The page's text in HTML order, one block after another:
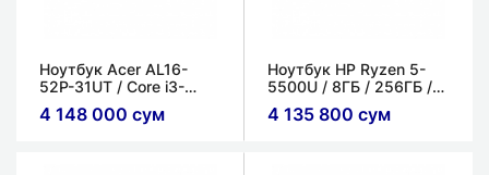
Ноутбук Acer AL16-
52P-31UT / Core i3-
1305U / 8ГБ / 256ГБ /
Intel UHD Graphics / 16''
4 148 000 сум
Ноутбук HP Ryzen 5-
5500U / 8ГБ / 256ГБ /
Интегрированный /
15.6'' HD LED
4 135 800 сум